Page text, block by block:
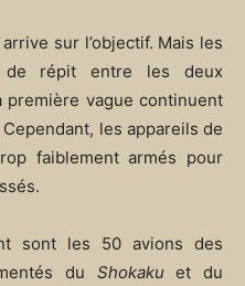
sur l’objectif. Mais les
de répit entre les deux
première vague continuent
les appareils de
faiblement armés pour
sont les 50 avions des
du Shokaku et du